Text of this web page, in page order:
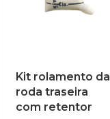
Kit rolamento da
roda traseira
com retentor